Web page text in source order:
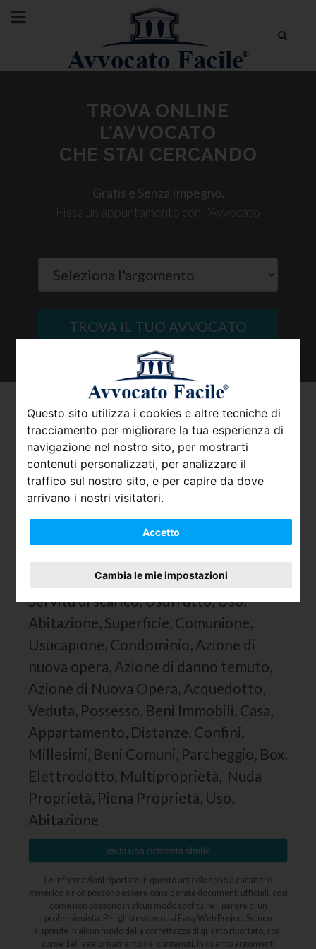
Questo sito utilizza i cookies e altre tecniche di
tracciamento per migliorare la tua esperienza di
navigazione nel nostro sito, per mostrarti
contenuti personalizzati, per analizzare il
traffico sul nostro sito, e per capire da dove
arrivano i nostri visitatori.
Accetto
Cambia le mie impostazioni
TROVA ONLINE
L’AVVOCATO
CHE STAI CERCANDO
Gratis e Senza Impegno.
Fissa un appuntamento con l'Avvocato
TROVA IL TUO AVVOCATO
Avvocato Tutto su Diritti
Reali
IN QUESTO MODULO POTRAI INVIARE RICHIESTE PER:
Possessorie, Enfiteusi, Servitù di veduta,
elettrodotto, Servitù di acquedotto,
Servitù di scarico, Usufrutto, Uso,
Abitazione, Superficie, Comunione,
Usucapione, Condominio, Azione di
nuova opera, Azione di danno temuto,
Azione di Nuova Opera, Acquedotto,
Veduta, Possesso, Beni Immobili, Casa,
Appartamento, Distanze, Confini,
Millesimi, Beni Comuni, Parcheggio, Box,
Elettrodotto, Multiproprietà, Nuda
Proprietà, Piena Proprietà, Uso,
Abitazione
Le informazioni riportate in questo articolo sono a carattere
generico e non possono essere considerate documenti ufficiali, così
come non possono in alcun modo sostituire il parere di un
professionista. Per gli stessi motivi Easy Web Project Srl non
risponde in alcun modo della correttezza di quanto riportato, così
come dell’aggiornamento dei contenuti, in quanto argomenti